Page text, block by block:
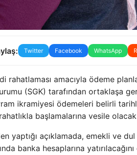
Twitter Facebook WhatsApp
rahatlaması amacıyla ödeme
(SGK) tarafından ortaklaşa
ikramiyesi ödemeleri belirli
başlamalarına vesile
yaptığı açıklamada, emekli ve dul
banka hesaplarına yatırılacağını